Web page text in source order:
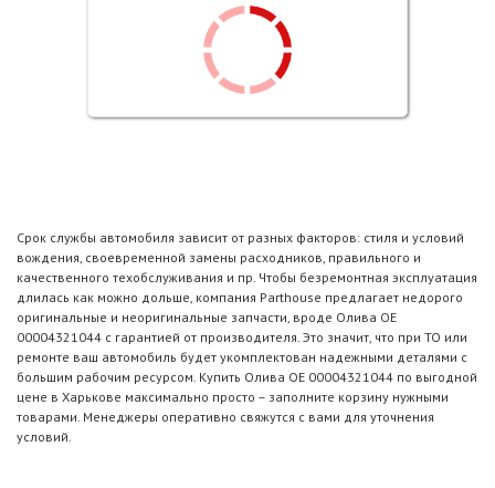
Срок службы автомобиля зависит от разных факторов: стиля и условий
вождения, своевременной замены расходников, правильного и
качественного техобслуживания и пр. Чтобы безремонтная эксплуатация
длилась как можно дольше, компания Parthouse предлагает недорого
оригинальные и неоригинальные запчасти, вроде Олива OE
00004321044 с гарантией от производителя. Это значит, что при ТО или
ремонте ваш автомобиль будет укомплектован надежными деталями с
большим рабочим ресурсом. Купить Олива OE 00004321044 по выгодной
цене в Харькове максимально просто – заполните корзину нужными
товарами. Менеджеры оперативно свяжутся с вами для уточнения
условий.